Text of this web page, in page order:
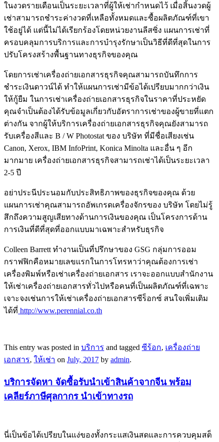
ในงวดรายเดือนเป็นระยะเวลาที่ผู้ให้เช่ากำหนดไว้ เมื่อสิ้นงวดผู้
เช่าสามารถชำระค่างวดที่เหลือทั้งหมดและซื้อผลิตภัณฑ์ที่เขา
ใช้อยู่ได้ แต่นี้ไม่ได้เรียกร้องโดยหน่วยงานลีสซิ่ง แผนการเช่าที่
ครอบคลุมการบริการและการบำรุงรักษาเป็นวิธีที่ดีที่สุดในการ
ปรับโครงสร้างพื้นฐานทางธุรกิจของคุณ
โดยการเช่าเครื่องถ่ายเอกสารธุรกิจคุณสามารถบันทึกการ
ชำระเงินดาวน์ได้ ทำให้แผนการเช่ามีข้อได้เปรียบมากกว่าเงิน
ให้กู้ยืม ในการเช่าเครื่องถ่ายเอกสารธุรกิจในราคาที่ประหยัด
คุณจำเป็นต้องได้รับข้อมูลเกี่ยวกับอัตราการเช่าของผู้ขายที่แตก
ต่างกัน จากผู้ให้บริการเครื่องถ่ายเอกสารธุรกิจคุณยังสามารถ
รับเครื่องสีและ B / W Photostat ของ บริษัท ที่มีชื่อเสียงเช่น
Canon, Xerox, IBM InfoPrint, Konica Minolta และอื่น ๆ อีก
มากมาย เครื่องถ่ายเอกสารธุรกิจสามารถเช่าได้เป็นระยะเวลา
2-5 ปี
อย่าประนีประนอมกับประสิทธิภาพของธุรกิจของคุณ ด้วย
แผนการเช่าคุณสามารถอัพเกรดเครื่องจักรของ บริษัท โดยไม่รู้
สึกถึงความสูญเสียทางด้านการเงินของคุณ เป็นโครงการด้าน
การเงินที่ดีที่สุดที่ออกแบบมาเฉพาะสำหรับธุรกิจ
Colleen Barrett ทำงานเป็นที่ปรึกษาของ GSG กลุ่มการออม
กราฟฟิกคือหมายเลขแรกในการโทรหาว่าคุณต้องการเช่า
เครื่องพิมพ์หรือเช่าเครื่องถ่ายเอกสาร เราจะออกแบบสำนักงาน
ให้เช่าเครื่องถ่ายเอกสารทั่วไปหรือคนที่เป็นผลิตภัณฑ์ที่เฉพาะ
เจาะจงเช่นการให้เช่าเครื่องถ่ายเอกสารซีร็อกซ์ สนใจเพิ่มเติม
ได้ที่ http://www.perennial.co.th
This entry was posted in บริการ and tagged ซีร้อก, เครื่องถ่าย
เอกสาร, ให้เช่า on July, 2017 by admin.
บริการจัดหา จัดซื้อรับนำเข้าสินค้าจากจีน พร้อม
เคลียร์ภาษีศุลกากร นำเข้าทางรถ
นี่เป็นข้อได้เปรียบในแง่ของทั้งกระแสเงินสดและการควบคุมสต็